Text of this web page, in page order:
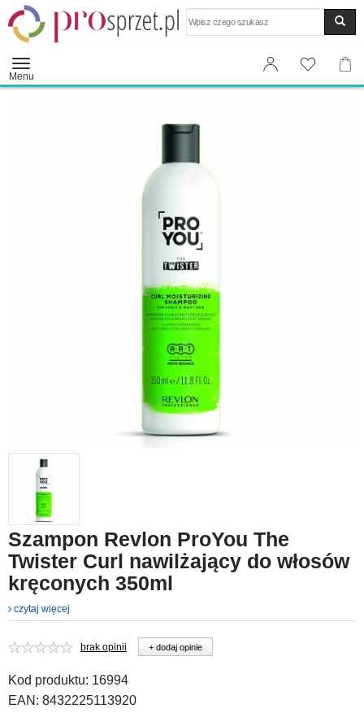
Menu
Szampon Revlon ProYou The
Twister Curl nawilżający do włosów
kręconych 350ml
czytaj więcej
brak opinii + dodaj opinie
Kod produktu: 16994
EAN: 8432225113920